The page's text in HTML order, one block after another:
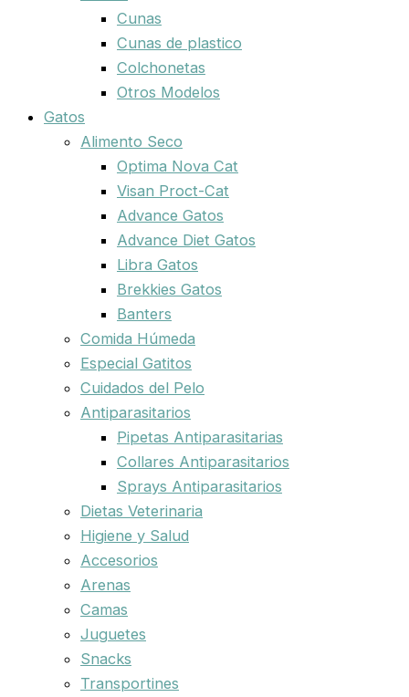
Cunas
Cunas de plastico
Colchonetas
Otros Modelos
Gatos
Alimento Seco
Optima Nova Cat
Visan Proct-Cat
Advance Gatos
Advance Diet Gatos
Libra Gatos
Brekkies Gatos
Banters
Comida Húmeda
Especial Gatitos
Cuidados del Pelo
Antiparasitarios
Pipetas Antiparasitarias
Collares Antiparasitarios
Sprays Antiparasitarios
Dietas Veterinaria
Higiene y Salud
Accesorios
Arenas
Camas
Juguetes
Snacks
Transportines